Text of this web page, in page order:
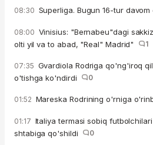
08:30 Superliga. Bugun 16-tur davom
08:00 Vinisius: "Bernabeu"dagi
olti yil va to abad, "Real" Madrid"
1
07:35 Gvardiola Rodriga qo'ng'iroq
o'tishga ko'ndirdi
0
01:52 Mareska Rodrining o'rniga
01:17 Italiya termasi sobiq
shtabiga qo'shildi
0